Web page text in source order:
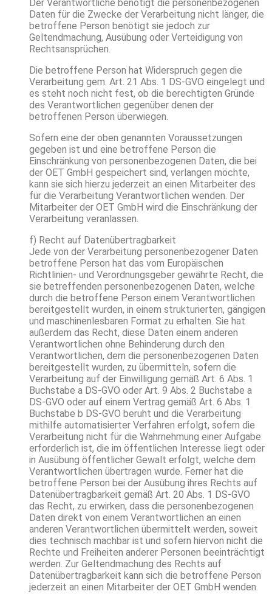
Der Verantwortliche benötigt die personenbezogenen
Daten für die Zwecke der Verarbeitung nicht länger, die
betroffene Person benötigt sie jedoch zur
Geltendmachung, Ausübung oder Verteidigung von
Rechtsansprüchen.
Die betroffene Person hat Widerspruch gegen die
Verarbeitung gem. Art. 21 Abs. 1 DS-GVO eingelegt und
es steht noch nicht fest, ob die berechtigten Gründe
des Verantwortlichen gegenüber denen der
betroffenen Person überwiegen.
Sofern eine der oben genannten Voraussetzungen
gegeben ist und eine betroffene Person die
Einschränkung von personenbezogenen Daten, die bei
der OET GmbH gespeichert sind, verlangen möchte,
kann sie sich hierzu jederzeit an einen Mitarbeiter des
für die Verarbeitung Verantwortlichen wenden. Der
Mitarbeiter der OET GmbH wird die Einschränkung der
Verarbeitung veranlassen.
f) Recht auf Datenübertragbarkeit
Jede von der Verarbeitung personenbezogener Daten
betroffene Person hat das vom Europäischen
Richtlinien- und Verordnungsgeber gewährte Recht, die
sie betreffenden personenbezogenen Daten, welche
durch die betroffene Person einem Verantwortlichen
bereitgestellt wurden, in einem strukturierten, gängigen
und maschinenlesbaren Format zu erhalten. Sie hat
außerdem das Recht, diese Daten einem anderen
Verantwortlichen ohne Behinderung durch den
Verantwortlichen, dem die personenbezogenen Daten
bereitgestellt wurden, zu übermitteln, sofern die
Verarbeitung auf der Einwilligung gemäß Art. 6 Abs. 1
Buchstabe a DS-GVO oder Art. 9 Abs. 2 Buchstabe a
DS-GVO oder auf einem Vertrag gemäß Art. 6 Abs. 1
Buchstabe b DS-GVO beruht und die Verarbeitung
mithilfe automatisierter Verfahren erfolgt, sofern die
Verarbeitung nicht für die Wahrnehmung einer Aufgabe
erforderlich ist, die im öffentlichen Interesse liegt oder
in Ausübung öffentlicher Gewalt erfolgt, welche dem
Verantwortlichen übertragen wurde. Ferner hat die
betroffene Person bei der Ausübung ihres Rechts auf
Datenübertragbarkeit gemäß Art. 20 Abs. 1 DS-GVO
das Recht, zu erwirken, dass die personenbezogenen
Daten direkt von einem Verantwortlichen an einen
anderen Verantwortlichen übermittelt werden, soweit
dies technisch machbar ist und sofern hiervon nicht die
Rechte und Freiheiten anderer Personen beeinträchtigt
werden. Zur Geltendmachung des Rechts auf
Datenübertragbarkeit kann sich die betroffene Person
jederzeit an einen Mitarbeiter der OET GmbH wenden.